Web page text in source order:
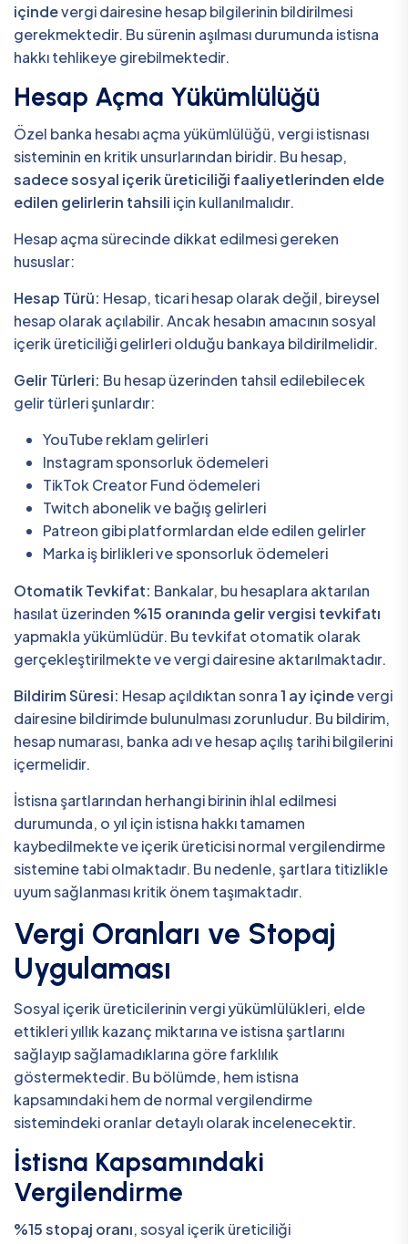
içindevergi dairesine hesap bilgilerinin bildirilmesi
gerekmektedir. Bu sürenin aşılması durumunda istisna
hakkı tehlikeye girebilmektedir.
Hesap Açma Yükümlülüğü
Özel banka hesabı açma yükümlülüğü, vergi istisnası
sisteminin en kritik unsurlarından biridir. Bu hesap,
sadece sosyal içerik üreticiliği faaliyetlerinden elde
edilen gelirlerin tahsili için kullanılmalıdır.
Hesap açma sürecinde dikkat edilmesi gereken
hususlar:
Hesap Türü: Hesap, ticari hesap olarak değil, bireysel
hesap olarak açılabilir. Ancak hesabın amacının sosyal
içerik üreticiliği gelirleri olduğu bankaya bildirilmelidir.
Gelir Türleri: Bu hesap üzerinden tahsil edilebilecek
gelir türleri şunlardır:
YouTube reklam gelirleri
Instagram sponsorluk ödemeleri
TikTok Creator Fund ödemeleri
Twitch abonelik ve bağış gelirleri
Patreon gibi platformlardan elde edilen gelirler
Marka iş birlikleri ve sponsorluk ödemeleri
Otomatik Tevkifat: Bankalar, bu hesaplara aktarılan
hasılat üzerinden %15 oranında gelir vergisi tevkifatı
yapmakla yükümlüdür. Bu tevkifat otomatik olarak
gerçekleştirilmekte ve vergi dairesine aktarılmaktadır.
Bildirim Süresi: Hesap açıldıktan sonra1 ay içindevergi
dairesine bildirimde bulunulması zorunludur. Bu bildirim,
hesap numarası, banka adı ve hesap açılış tarihi bilgilerini
içermelidir.
İstisna şartlarından herhangi birinin ihlal edilmesi
durumunda, o yıl için istisna hakkı tamamen
kaybedilmekte ve içerik üreticisi normal vergilendirme
sistemine tabi olmaktadır. Bu nedenle, şartlara titizlikle
uyum sağlanması kritik önem taşımaktadır.
Vergi Oranları ve Stopaj
Uygulaması
Sosyal içerik üreticilerinin vergi yükümlülükleri, elde
ettikleri yıllık kazanç miktarına ve istisna şartlarını
sağlayıp sağlamadıklarına göre farklılık
göstermektedir. Bu bölümde, hem istisna
kapsamındaki hem de normal vergilendirme
sistemindeki oranlar detaylı olarak incelenecektir.
İstisna Kapsamındaki
Vergilendirme
%15 stopaj oranı, sosyal içerik üreticiliği